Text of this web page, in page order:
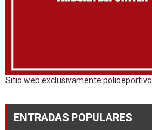
Sitio web exclusivamente polideportivo
ENTRADAS POPULARES